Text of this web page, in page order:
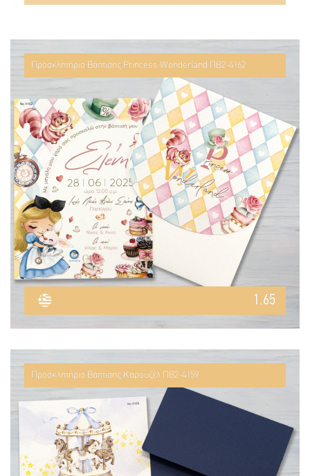
Προσκλητήριο Βάπτισης Princess Wonderland ΠΒ2-4162
1.65
Προσκλητήριο Βάπτισης Καρουζέλ ΠΒ2-4159